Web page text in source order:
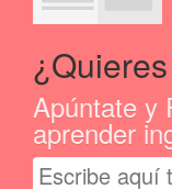
Apúntate y
aprender